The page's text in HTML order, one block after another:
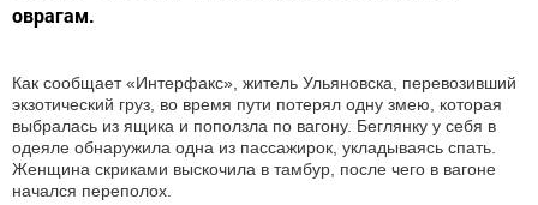
оврагам.
Как сообщает «Интерфакс», житель Ульяновска, перевозивший
экзотический груз, во время пути потерял одну змею, которая
выбралась из ящика и поползла по вагону. Беглянку у себя в
одеяле обнаружила одна из пассажирок, укладываясь спать.
Женщина скриками выскочила в тамбур, после чего в вагоне
начался переполох.